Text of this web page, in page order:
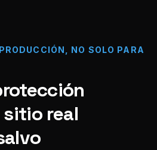
NO SOLO PARA
real